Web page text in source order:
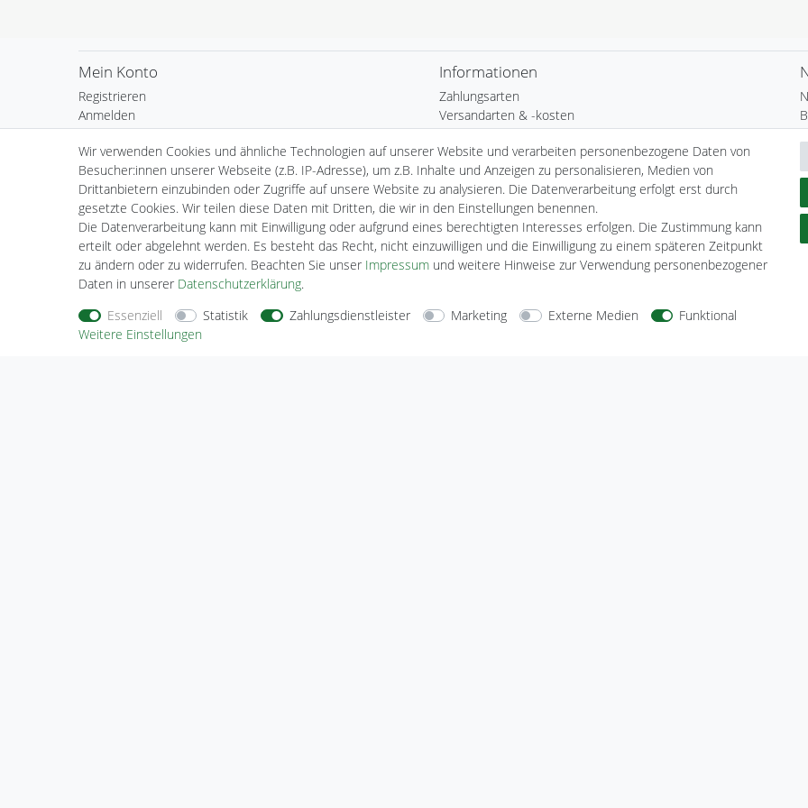
Mein Konto
Registrieren
Anmelden
Warenkorb
Kasse
Wunschliste
Informationen
Zahlungsarten
Versandarten & -kosten
Umwelt & Entsorgung
Nehmen SieKontaktmit uns auf
Wir verwenden Cookies und ähnliche Technologien auf unserer Website und verarbeiten personenbezogene Daten von
Besucher:innen unserer Webseite (z.B. IP-Adresse), um z.B. Inhalte und Anzeigen zu personalisieren, Medien von
Drittanbietern einzubinden oder Zugriffe auf unsere Website zu analysieren. Die Datenverarbeitung erfolgt erst durch
gesetzte Cookies. Wir teilen diese Daten mit Dritten, die wir in den Einstellungen benennen.
Die Datenverarbeitung kann mit Einwilligung oder aufgrund eines berechtigten Interesses erfolgen. Die Zustimmung kann
erteilt oder abgelehnt werden. Es besteht das Recht, nicht einzuwilligen und die Einwilligung zu einem späteren Zeitpunkt
zu ändern oder zu widerrufen. Beachten Sie unser Impressum und weitere Hinweise zur Verwendung personenbezogener
Daten in unserer Daten­schutz­erklärung.
Essenziell
Statistik Zahlungsdienstleister Marketing Externe Medien
Funktional
Weitere Einstellungen